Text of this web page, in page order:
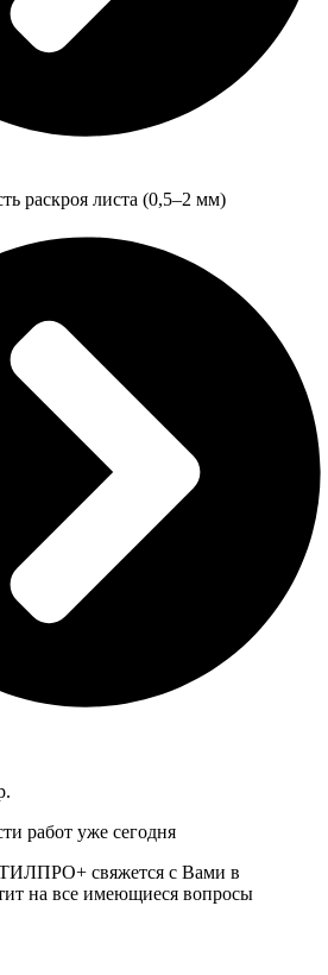
раскроя листа (0,5–2 мм)
работ уже сегодня
свяжется с Вами в
на все имеющиеся вопросы